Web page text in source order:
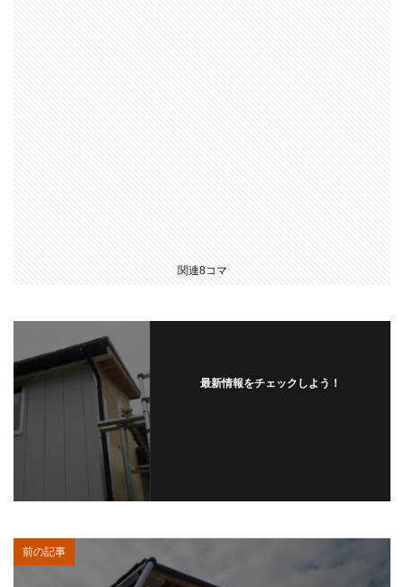
関連8コマ
最新情報をチェックしよう！
前の記事